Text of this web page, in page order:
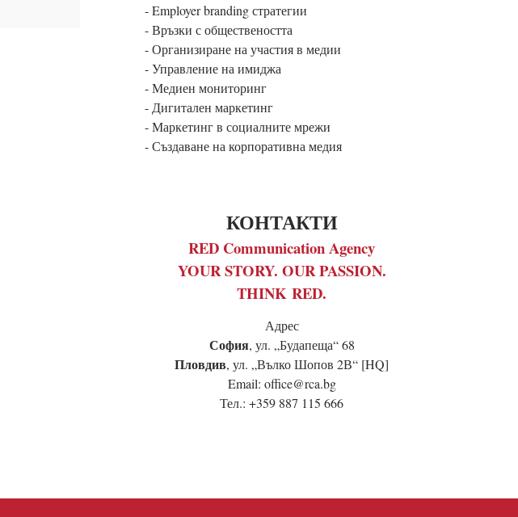
- Employer branding стратегии
- Връзки с обществеността
- Организиране на участия в медии
- Управление на имиджа
- Медиен мониторинг
- Дигитален маркетинг
- Маркетинг в социалните мрежи
- Създаване на корпоративна медия
КОНТАКТИ
RED Communication Agency
YOUR STORY. OUR PASSION.
THINK RED.
Адрес
София, ул. „Будапеща“ 68
Пловдив, ул. „Вълко Шопов 2В“ [HQ]
Email: office@rca.bg
Тел.: +359 887 115 666